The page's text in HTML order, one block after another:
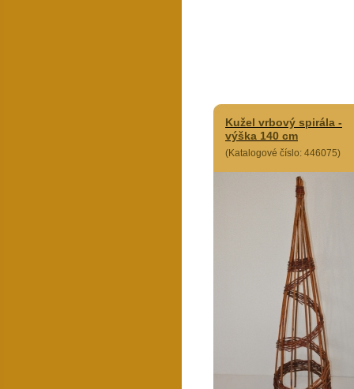
Kužel vrbový spirála -
výška 140 cm
(Katalogové číslo: 446075)